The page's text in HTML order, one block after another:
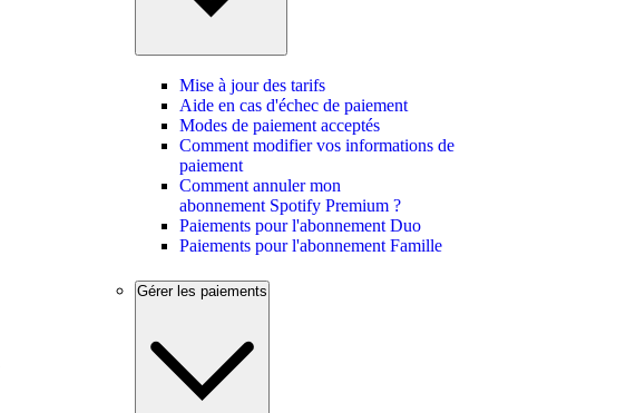
Mise à jour des tarifs
Aide en cas d'échec de paiement
Modes de paiement acceptés
Comment modifier vos informations de
paiement
Comment annuler mon
abonnement Spotify Premium ?
Paiements pour l'abonnement Duo
Paiements pour l'abonnement Famille
Gérer les paiements